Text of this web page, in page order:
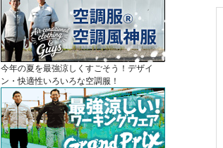
今年の夏を最強涼しくすごそう！デザイ
ン・快適性いろいろな空調服！